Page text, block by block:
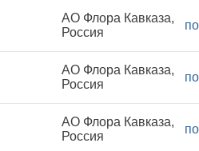
АО Флора Кавказа,
Россия
АО Флора Кавказа,
Россия
АО Флора Кавказа,
Россия